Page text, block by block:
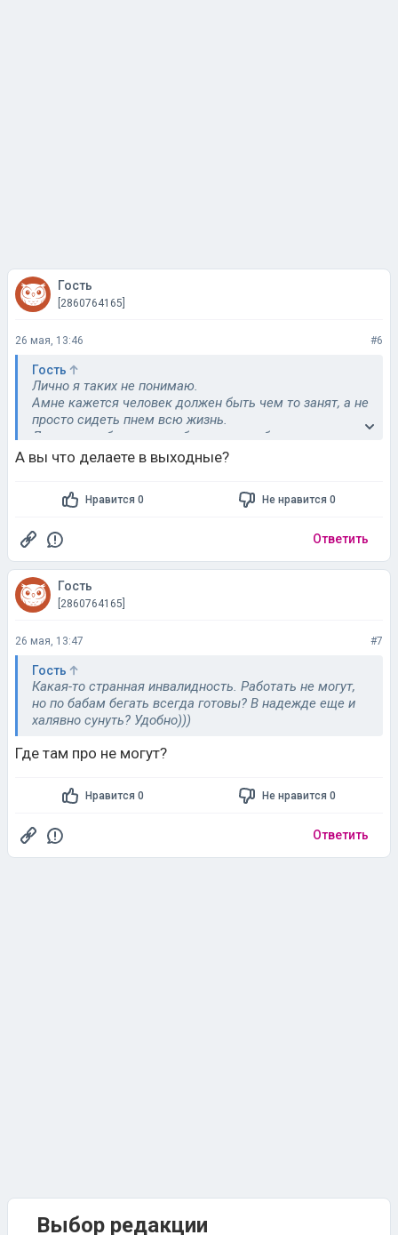
Гость
[2860764165]
26 мая, 13:46 #6
Гость
Лично я таких не понимаю.
Амне кажется человек должен быть чем то занят, а не
просто сидеть пнем всю жизнь.
Ладно не работать на работе, но хотя бы какик то
творческие мастерские или ещё какие то занятия
должны быть.
А вы что делаете в выходные?
Нравится 0 Не нравится 0
Ответить
Гость
[2860764165]
26 мая, 13:47 #7
Гость
Какая-то странная инвалидность. Работать не могут,
но по бабам бегать всегда готовы? В надежде еще и
халявно сунуть? Удобно)))
Где там про не могут?
Нравится 0 Не нравится 0
Ответить
Выбор редакции